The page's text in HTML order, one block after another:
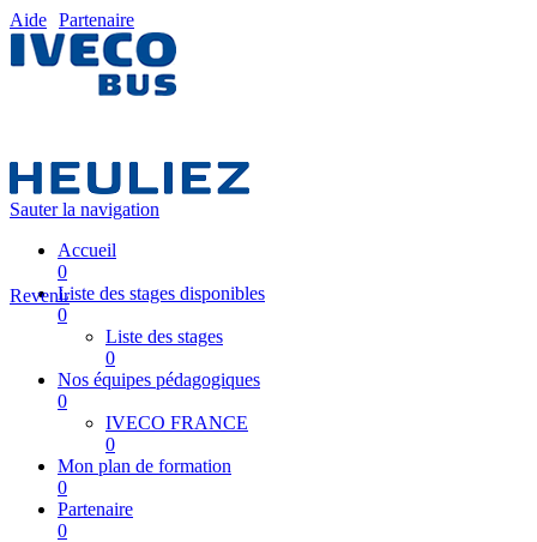
Aide Partenaire
Sauter la navigation
Accueil
0
Liste des stages disponibles
0
Liste des stages
0
Nos équipes pédagogiques
0
IVECO FRANCE
0
Mon plan de formation
0
Partenaire
0
Revenir